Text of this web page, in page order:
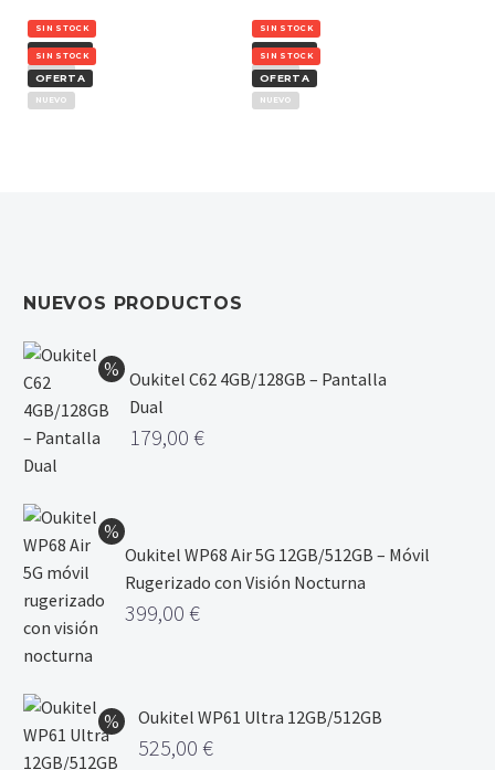
SIN STOCK
OFERTA
NUEVO
SIN STOCK
OFERTA
NUEVO
SIN STOCK
OFERTA
NUEVO
SIN STOCK
OFERTA
NUEVO
NUEVOS PRODUCTOS
Oukitel C62 4GB/128GB – Pantalla
Dual
179,00 €
Oukitel WP68 Air 5G 12GB/512GB – Móvil
Rugerizado con Visión Nocturna
399,00 €
Oukitel WP61 Ultra 12GB/512GB
525,00 €